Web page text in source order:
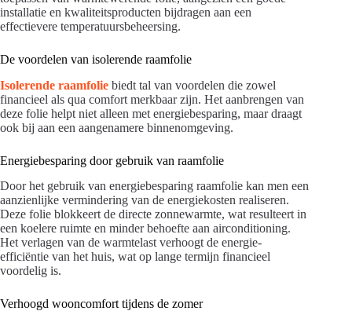
installatie en kwaliteitsproducten bijdragen aan een
effectievere temperatuursbeheersing.
De voordelen van isolerende raamfolie
Isolerende raamfolie biedt tal van voordelen die zowel
financieel als qua comfort merkbaar zijn. Het aanbrengen van
deze folie helpt niet alleen met energiebesparing, maar draagt
ook bij aan een aangenamere binnenomgeving.
Energiebesparing door gebruik van raamfolie
Door het gebruik van energiebesparing raamfolie kan men een
aanzienlijke vermindering van de energiekosten realiseren.
Deze folie blokkeert de directe zonnewarmte, wat resulteert in
een koelere ruimte en minder behoefte aan airconditioning.
Het verlagen van de warmtelast verhoogt de energie-
efficiëntie van het huis, wat op lange termijn financieel
voordelig is.
Verhoogd wooncomfort tijdens de zomer